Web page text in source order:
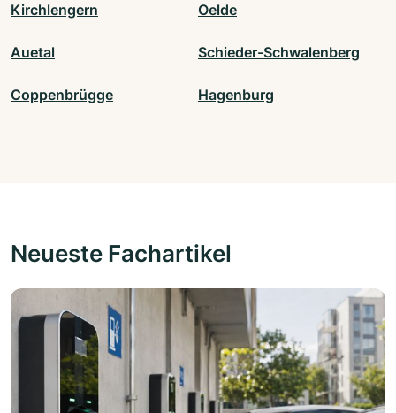
Kirchlengern Oelde
Auetal Schieder-Schwalenberg
Coppenbrügge Hagenburg
Neueste Fachartikel